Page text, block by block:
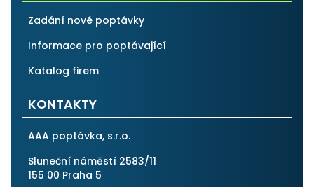
Zadání nové poptávky
Informace pro poptávající
Katalog firem
KONTAKTY
AAA poptávka, s.r.o.
Sluneční náměstí 2583/11
155 00 Praha 5